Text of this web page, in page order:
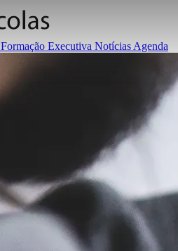
Formação Executiva Notícias Agenda